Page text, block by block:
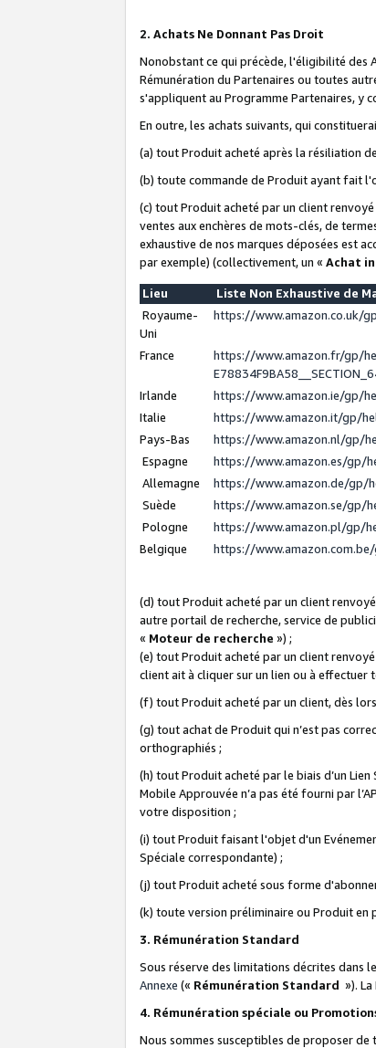
2. Achats Ne Donnant Pas Droit
Nonobstant ce qui précède, l'éligibilité des
Rémunération du Partenaires ou toutes
s'appliquent au Programme Partenaires, y
En outre, les achats suivants, qui
(a) tout Produit acheté après la résiliation
(b) toute commande de Produit ayant fait
(c) tout Produit acheté par un client
ventes aux enchères de mots-clés, de
exhaustive de nos marques déposées est
par exemple) (collectivement, un « Achat
Lieu
Liste Non Exhaustive de
Royaume-
Uni
https://www.amazon.co.uk/
France
https://www.amazon.fr/gp/
Irlande
https://www.amazon.ie/gp/
Italie
https://www.amazon.it/gp/
Pays-Bas
https://www.amazon.nl/gp/
Espagne
https://www.amazon.es/gp/
Allemagne
https://www.amazon.de/gp/
Suède
https://www.amazon.se/gp/
Pologne
https://www.amazon.pl/gp/
Belgique
https://
(d) tout Produit acheté par un client
autre portail de recherche, service de
« Moteur de recherche ») ;
(e) tout Produit acheté par un client
client ait à cliquer sur un lien ou à
(f) tout Produit acheté par un client, dès
(g) tout achat de Produit qui n’est pas
orthographiés ;
(h) tout Produit acheté par le biais d’un
Mobile Approuvée n’a pas été fourni par
votre disposition ;
(i) tout Produit faisant l'objet d'un
Spéciale correspondante) ;
(j) tout Produit acheté sous forme
(k) toute version préliminaire ou Produit en
3. Rémunération Standard
Sous réserve des limitations décrites dans
Annexe (« Rémunération Standard »).
4. Rémunération spéciale ou
Nous sommes susceptibles de proposer